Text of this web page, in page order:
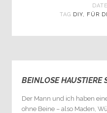
DATE
TAG DIY, FÜR
BEINLOSE HAUSTIERE
Der Mann und ich haben
ohne Beine – also Maden,